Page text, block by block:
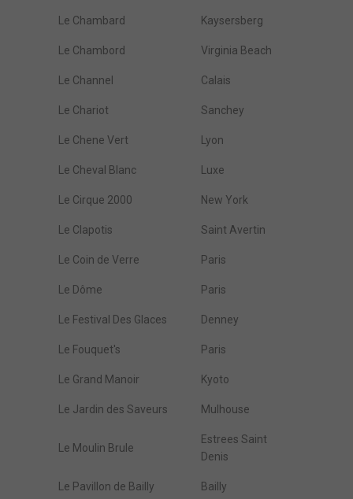
Le Chambard Kaysersberg
Le Chambord Virginia Beach
Le Channel Calais
Le Chariot Sanchey
Le Chene Vert Lyon
Le Cheval Blanc Luxe
Le Cirque 2000 New York
Le Clapotis Saint Avertin
Le Coin de Verre Paris
Le Dôme Paris
Le Festival Des Glaces Denney
Le Fouquet's Paris
Le Grand Manoir Kyoto
Le Jardin des Saveurs Mulhouse
Le Moulin Brule
Estrees Saint
Denis
Le Pavillon de Bailly Bailly